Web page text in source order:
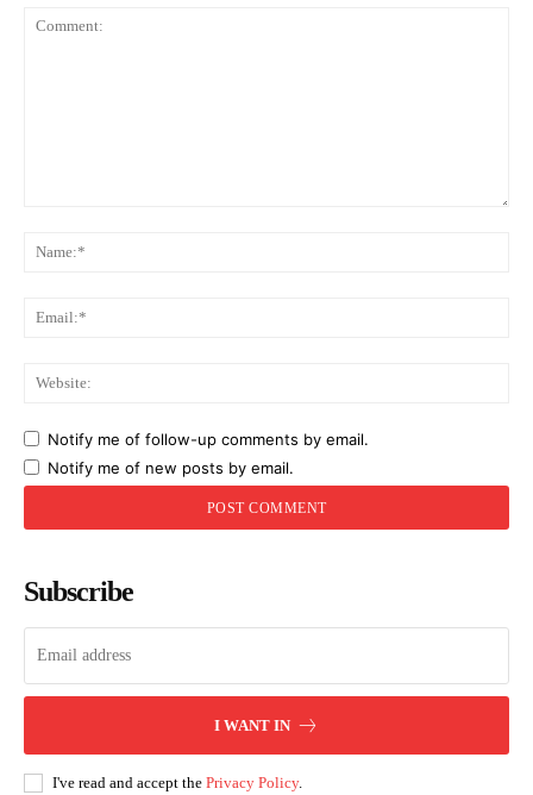
Notify me of follow-up comments by email.
Notify me of new posts by email.
Subscribe
I WANT IN
I've read and accept the Privacy Policy.